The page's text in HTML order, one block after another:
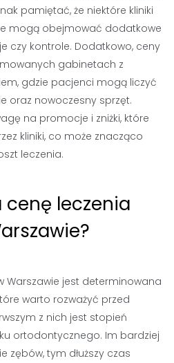
pamiętać, że niektóre kliniki
mogą obejmować dodatkowe
czy kontrole. Dodatkowo, ceny
gabinetach z
gdzie pacjenci mogą liczyć
oraz nowoczesny sprzęt.
na promocje i zniżki, które
kliniki, co może znacząco
leczenia.
cenę leczenia
Warszawie jest determinowana
warto rozważyć przed
z nich jest stopień
ortodontycznego. Im bardziej
zębów, tym dłuższy czas